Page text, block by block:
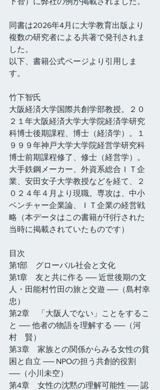
同書は2026年4月に大学教育出版より
複数の研究者による共著で発刊されま
した。
以下、書籍公式ページより引用しま
す。
竹下智氏
大阪経済大学国際共創学部教授。２０
２１年大阪経済大学大学院経済学研究
科博士後期課程、博士（経済学）。１
９９９年神戸大学大学院経営学研究科
博士前期課程修了、修士（経営学）。
大手鉄鋼メーカー、外資系総合ＩＴ企
業、安田女子大学教授などを経て、２
０２４年４月より現職。専攻は、中小
ベンチャー企業論、ＩＴ企業の経営戦
略（本データはこの書籍が刊行された
当時に掲載されていたものです）
目次
第1部　グローバル社会と文化
第1章　友と共に作る ── 近世後期の文
人・田能村竹田の旅と交遊 ──（島村幸
忠）
第2章　「大阪人でない」ことをするこ
と ── 他者の物語を理解する ──（河
村　賢）
第3章　家族との関係からみる女性の貧
困と自立 ── NPOの担う共創的役割
──（小川未空）
第4章　女性の沈黙の理解可能性 ── 認